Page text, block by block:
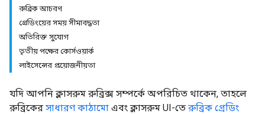
রুব্রিক আচরণ
গ্রেডিংয়ের সময় সীমাবদ্ধতা
অতিরিক্ত সুযোগ
তৃতীয় পক্ষের কোর্সওয়ার্ক
লাইসেন্সের প্রয়োজনীয়তা
যদি আপনি ক্লাসরুম রুব্রিক্স সম্পর্কে অপরিচিত থাকেন, তাহলে
রুব্রিকের সাধারণ কাঠামো এবং ক্লাসরুম UI-তে রুব্রিক গ্রেডিং